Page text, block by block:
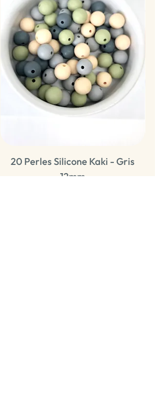
20 Perles Silicone Kaki - Gris
12mm